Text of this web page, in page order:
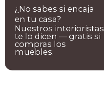
¿No sabes si encaja
en tu casa?
Nuestros interioristas
te lo dicen — gratis si
compras los
muebles.